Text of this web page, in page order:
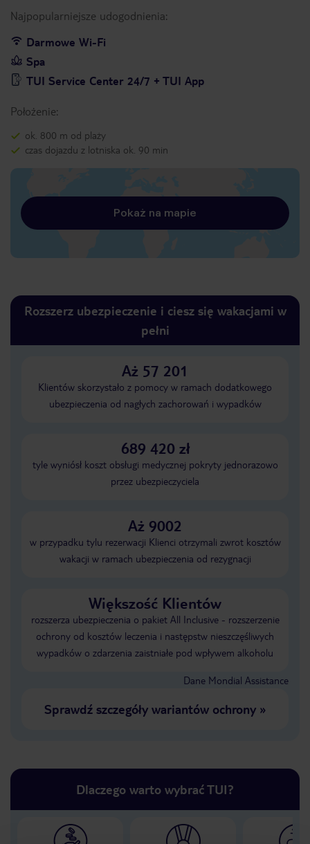
Najpopularniejsze udogodnienia:
Darmowe Wi-Fi
Spa
TUI Service Center 24/7 + TUI App
Położenie:
ok. 800 m od plaży
czas dojazdu z lotniska ok. 90 min
Pokaż na mapie
Rozszerz ubezpieczenie i ciesz się wakacjami w
pełni
Aż 57 201
Klientów skorzystało z pomocy w ramach dodatkowego
ubezpieczenia od nagłych zachorowań i wypadków
689 420 zł
tyle wyniósł koszt obsługi medycznej pokryty jednorazowo
przez ubezpieczyciela
Aż 9002
w przypadku tylu rezerwacji Klienci otrzymali zwrot kosztów
wakacji w ramach ubezpieczenia od rezygnacji
Większość Klientów
rozszerza ubezpieczenia o pakiet All Inclusive - rozszerzenie
ochrony od kosztów leczenia i następstw nieszczęśliwych
wypadków o zdarzenia zaistniałe pod wpływem alkoholu
Dane Mondial Assistance
Sprawdź szczegóły wariantów ochrony»
Dlaczego warto wybrać TUI?